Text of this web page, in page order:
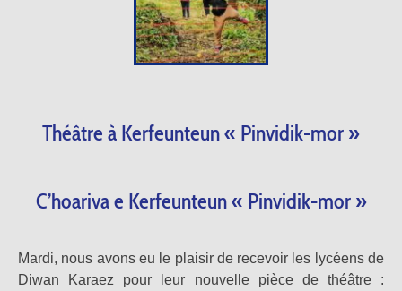
Théâtre à Kerfeunteun « Pinvidik-mor »
C’hoariva e Kerfeunteun « Pinvidik-mor »
Mardi, nous avons eu le plaisir de recevoir les lycéens de
Diwan Karaez pour leur nouvelle pièce de théâtre :